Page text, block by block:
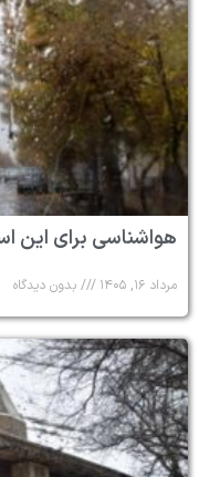
هواشناسی برای این
مرداد ۱۶, ۱۴۰۵ بدون دیدگاه